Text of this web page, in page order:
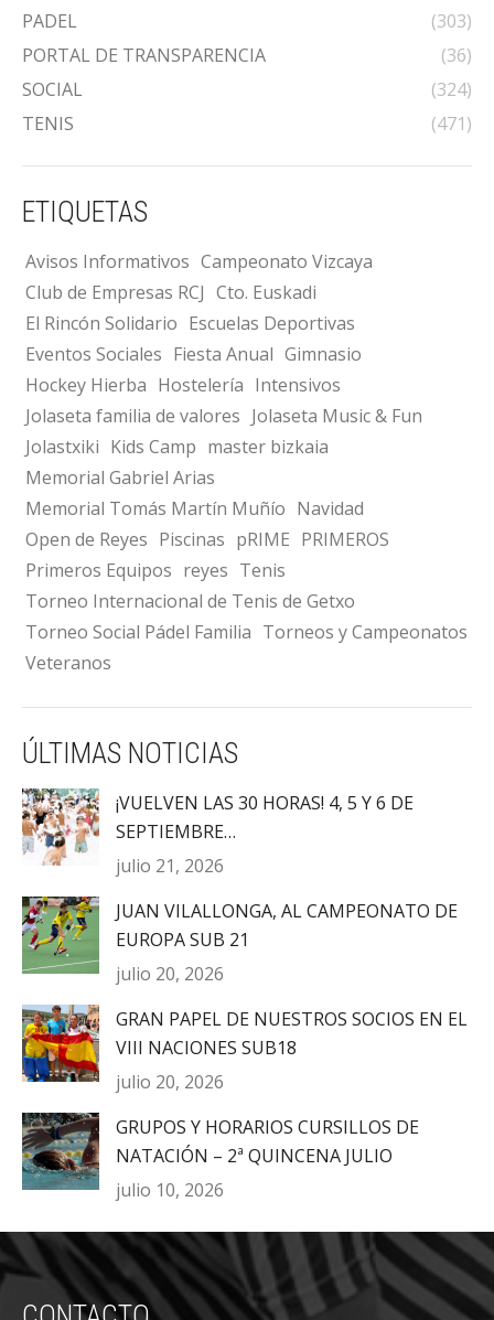
PADEL
(303)
PORTAL DE TRANSPARENCIA
(36)
SOCIAL
(324)
TENIS
(471)
ETIQUETAS
Avisos Informativos Campeonato Vizcaya
Club de Empresas RCJ Cto. Euskadi
El Rincón Solidario Escuelas Deportivas
Eventos Sociales Fiesta Anual Gimnasio
Hockey Hierba Hostelería Intensivos
Jolaseta familia de valores Jolaseta Music & Fun
Jolastxiki Kids Camp master bizkaia
Memorial Gabriel Arias
Memorial Tomás Martín Muñío Navidad
Open de Reyes Piscinas pRIME PRIMEROS
Primeros Equipos reyes Tenis
Torneo Internacional de Tenis de Getxo
Torneo Social Pádel Familia Torneos y Campeonatos
Veteranos
ÚLTIMAS NOTICIAS
¡VUELVEN LAS 30 HORAS! 4, 5 Y 6 DE
SEPTIEMBRE…
julio 21, 2026
JUAN VILALLONGA, AL CAMPEONATO DE
EUROPA SUB 21
julio 20, 2026
GRAN PAPEL DE NUESTROS SOCIOS EN EL
VIII NACIONES SUB18
julio 20, 2026
GRUPOS Y HORARIOS CURSILLOS DE
NATACIÓN – 2ª QUINCENA JULIO
julio 10, 2026